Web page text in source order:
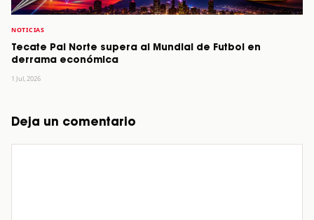
NOTICIAS
Tecate Pal Norte supera al Mundial de Futbol en
derrama económica
1 Jul, 2026
Deja un comentario